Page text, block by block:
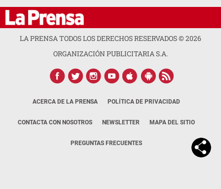
LA PRENSA TODOS LOS DERECHOS RESERVADOS ©2026
ORGANIZACIÓN PUBLICITARIA S.A.
ACERCA DE LA PRENSA POLÍTICA DE PRIVACIDAD
CONTACTA CON NOSOTROS NEWSLETTER MAPA DEL SITIO
PREGUNTAS FRECUENTES